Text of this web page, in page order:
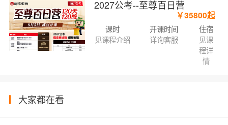
2027公考--至尊百日营
￥35800起
课时
见课程介绍
开课时间
详询客服
住宿
见课
程详
情
大家都在看